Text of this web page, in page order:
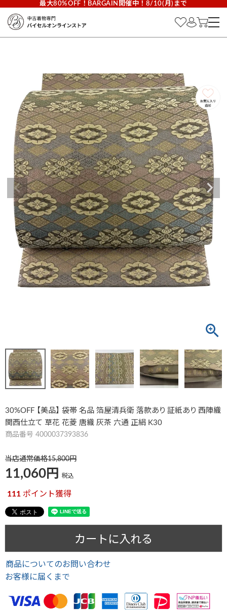
最大80%OFF！BARGAIN開催中！8/10(月)まで
30%OFF 【美品】 袋帯 名品 箔屋清兵衛 落款あり 証紙あり 西陣織
関西仕立て 草花 花菱 唐織 灰茶 六通 正絹 K30
商品番号 4000037393836
当店通常価格15,800
11,060 税込
111 ポイント獲得
カートに入れる
商品についてのお問い合わせ
お客様に届くまで